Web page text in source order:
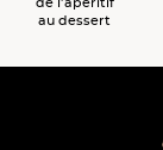
au dessert